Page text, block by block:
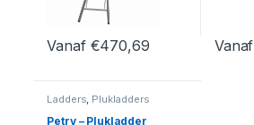
Vanaf €470,69 Vanaf
Ladders Plukladders
Petry – Plukladder